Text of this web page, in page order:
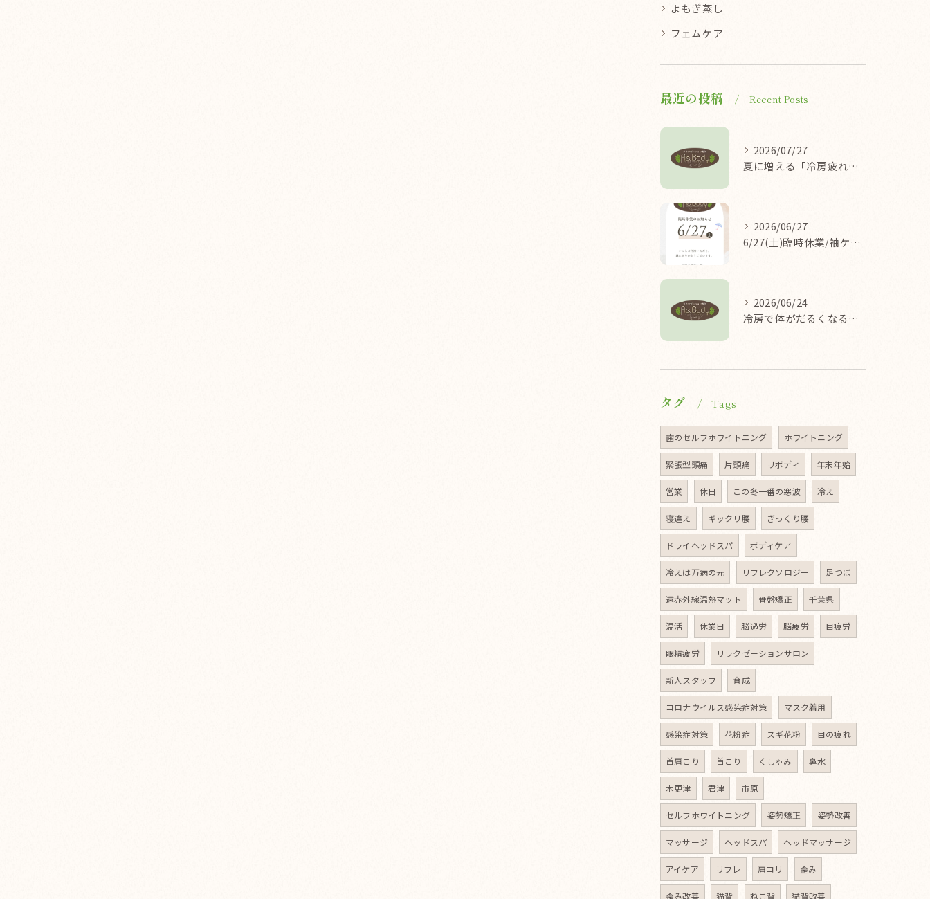
よもぎ蒸し
フェムケア
最近の投稿 Recent Posts
2026/07/27
夏に増える「冷房疲れ」の原因を医学的に解説/袖ケ浦/リラクゼーション整体Re.Body
2026/06/27
6/27(土)臨時休業/袖ケ浦/リラクゼーション整体Re.Body
2026/06/24
冷房で体がだるくなる理由/袖ケ浦/リラクゼーション整体Re.Body
タグ Tags
歯のセルフホワイトニング ホワイトニング
緊張型頭痛 片頭痛 リボディ 年末年始
営業 休日 この冬一番の寒波 冷え
寝違え ギックリ腰 ぎっくり腰
ドライヘッドスパ ボディケア
冷えは万病の元 リフレクソロジー 足つぼ
遠赤外線温熱マット 骨盤矯正 千葉県
温活 休業日 脳過労 脳疲労 目疲労
眼精疲労 リラクゼーションサロン
新人スタッフ 育成
コロナウイルス感染症対策 マスク着用
感染症対策 花粉症 スギ花粉 目の疲れ
首肩こり 首こり くしゃみ 鼻水
木更津 君津 市原
セルフホワイトニング 姿勢矯正 姿勢改善
マッサージ ヘッドスパ ヘッドマッサージ
アイケア リフレ 肩コリ 歪み
歪み改善 猫背 ねこ背 猫背改善